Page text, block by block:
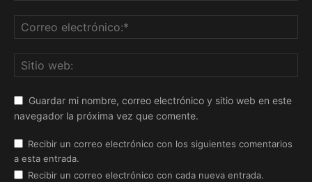
Guardar mi nombre, correo electrónico y sitio web en este
navegador la próxima vez que comente.
Recibir un correo electrónico con los siguientes comentarios
a esta entrada.
Recibir un correo electrónico con cada nueva entrada.